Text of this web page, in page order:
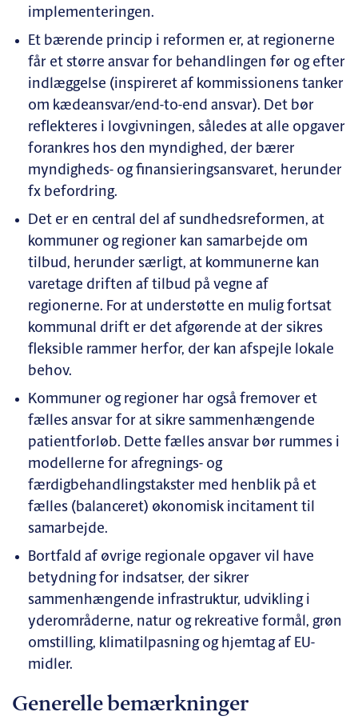
implementeringen.
Et bærende princip i reformen er, at regionerne
får et større ansvar for behandlingen før og efter
indlæggelse (inspireret af kommissionens tanker
om kædeansvar/end-to-end ansvar). Det bør
reflekteres i lovgivningen, således at alle opgaver
forankres hos den myndighed, der bærer
myndigheds- og finansieringsansvaret, herunder
fx befordring.
Det er en central del af sundhedsreformen, at
kommuner og regioner kan samarbejde om
tilbud, herunder særligt, at kommunerne kan
varetage driften af tilbud på vegne af
regionerne. For at understøtte en mulig fortsat
kommunal drift er det afgørende at der sikres
fleksible rammer herfor, der kan afspejle lokale
behov.
Kommuner og regioner har også fremover et
fælles ansvar for at sikre sammenhængende
patientforløb. Dette fælles ansvar bør rummes i
modellerne for afregnings- og
færdigbehandlingstakster med henblik på et
fælles (balanceret) økonomisk incitament til
samarbejde.
Bortfald af øvrige regionale opgaver vil have
betydning for indsatser, der sikrer
sammenhængende infrastruktur, udvikling i
yderområderne, natur og rekreative formål, grøn
omstilling, klimatilpasning og hjemtag af EU-
midler.
Generelle bemærkninger